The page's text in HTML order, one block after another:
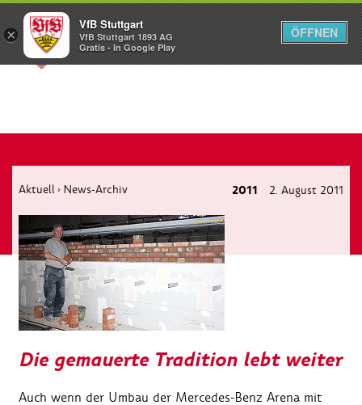
Menü
Aktuell › News-Archiv 2011 2. August 2011
Die gemauerte Tradition lebt weiter
Auch wenn der Umbau der Mercedes-Benz Arena mit
×
VfB Stuttgart
VfB Stuttgart 1893 AG
Gratis - In Google Play
ÖFFNEN